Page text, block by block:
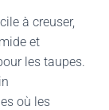
à creuser,
et
les taupes.
où les